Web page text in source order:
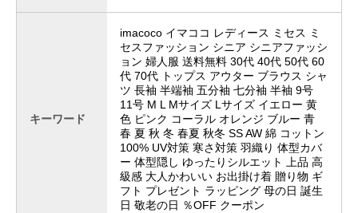
キーワード
imacoco イマココ レディース ミセス ミ
セスファッション シニア シニアファッシ
ョン 婦人服 送料無料 30代 40代 50代 60
代 70代 トップス アウター ブラウス シャ
ツ 長袖 半端袖 五分袖 七分袖 半袖 9号
11号 M L Mサイズ Lサイズ イエロー 黄
色 ピンク コーラル オレンジ ブルー 青
春 夏 秋 冬 春夏 秋冬 SS AW 綿 コットン
100% UV対策 寒さ対策 羽織り 体型カバ
ー 体型隠し ゆったりシルエット 上品 高
級感 大人かわいい お出掛け着 贈り物 ギ
フト プレゼント ラッピング 母の日 誕生
日 敬老の日 ％OFF クーポン